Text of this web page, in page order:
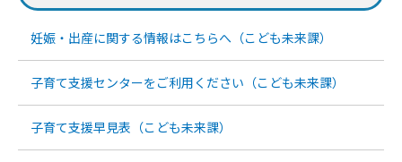
妊娠・出産に関する情報はこちらへ（こども未来課）
子育て支援センターをご利用ください（こども未来課）
子育て支援早見表（こども未来課）